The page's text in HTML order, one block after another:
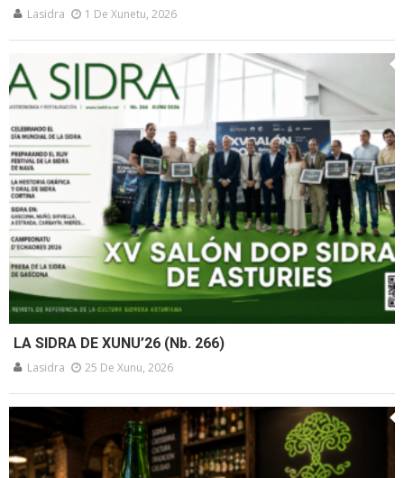
Lasidra 1 De Xunetu, 2026
LA SIDRA DE XUNU’26 (Nb. 266)
Lasidra 25 De Xunu, 2026